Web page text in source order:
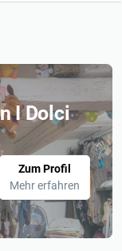
I Dolci
Zum Profil
Mehr erfahren